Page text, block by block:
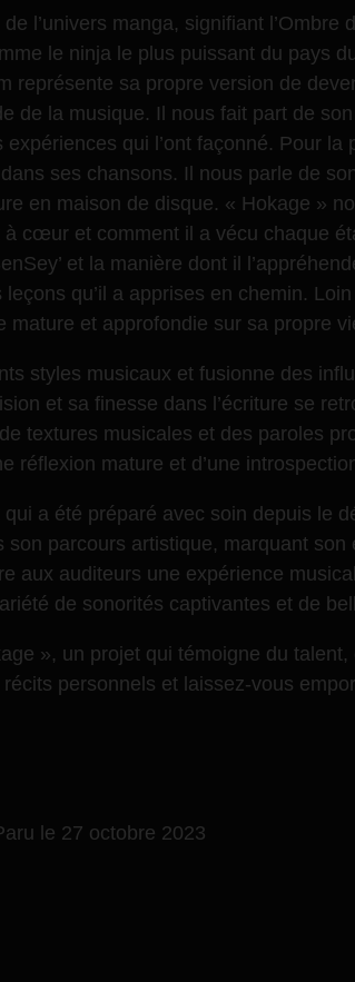
l’univers manga, signifiant
le ninja le plus puissant du pays
représente sa propre version de
de la musique. Il nous fait part de
expériences qui l’ont façonné. Pour
ses chansons. Il nous parle de
en maison de disque. « Hokage »
cœur et comment il a vécu chaque
et la manière dont il
leçons qu’il a apprises en chemin.
mature et approfondie sur sa propre
styles musicaux et fusionne des
et sa finesse dans l’écriture se
textures musicales et des paroles
réflexion mature et d’une
a été préparé avec soin depuis le
son parcours artistique, marquant
aux auditeurs une expérience
de sonorités captivantes et de
», un projet qui témoigne du talent,
personnels et laissez-vous
le 27 octobre 2023